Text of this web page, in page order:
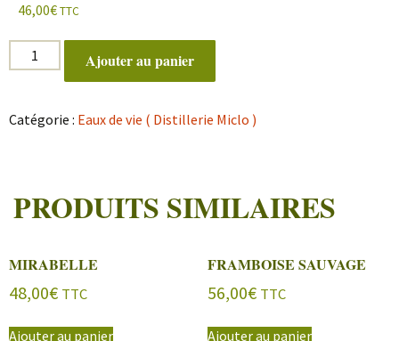
46,00€TTC
quantité
de
Ajouter au panier
Catégorie : Eaux de vie ( Distillerie Miclo )
PRODUITS SIMILAIRES
MIRABELLE
48,00€ TTC
Ajouter au panier
FRAMBOISE SAUVAGE
56,00€ TTC
Ajouter au panier